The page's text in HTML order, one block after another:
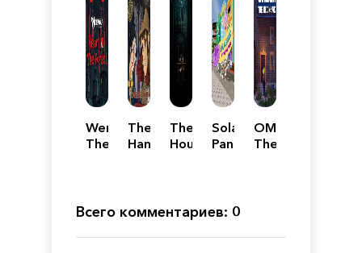
Werewolf:
The
of
Forest
The
Hand
The
House
2
Solar
Panic:
OMEGA:
The
Всего комментариев: 0